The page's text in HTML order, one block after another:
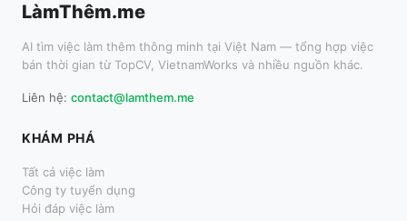
LàmThêm.me
AI tìm việc làm thêm thông minh tại Việt Nam — tổng hợp việc
bán thời gian từ TopCV, VietnamWorks và nhiều nguồn khác.
Liên hệ: contact@lamthem.me
KHÁM PHÁ
Tất cả việc làm
Công ty tuyển dụng
Hỏi đáp việc làm